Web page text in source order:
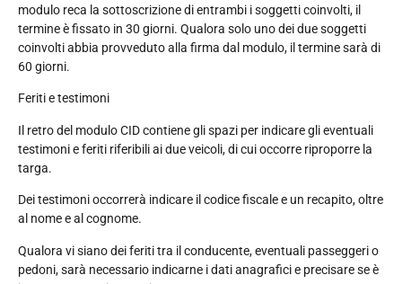
modulo reca la sottoscrizione di entrambi i soggetti coinvolti, il
termine è fissato in 30 giorni. Qualora solo uno dei due soggetti
coinvolti abbia provveduto alla firma dal modulo, il termine sarà di
60 giorni.
Feriti e testimoni
Il retro del modulo CID contiene gli spazi per indicare gli eventuali
testimoni e feriti riferibili ai due veicoli, di cui occorre riproporre la
targa.
Dei testimoni occorrerà indicare il codice fiscale e un recapito, oltre
al nome e al cognome.
Qualora vi siano dei feriti tra il conducente, eventuali passeggeri o
pedoni, sarà necessario indicarne i dati anagrafici e precisare se è